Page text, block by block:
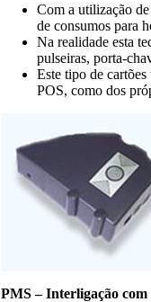
Com a utilização
de consumos para
Na realidade esta
pulseiras, porta-
Este tipo de
POS, como dos
PMS – Interligação com